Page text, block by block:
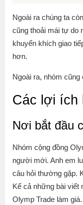
Ngoài ra chúng ta
cũng thoải mái tự do
khuyến khích giao
hơn.
Ngoài ra, nhóm cũng
Các lợi ích
Nơi bắt đầu
Nhóm cộng đồng
người mới. Anh em
câu hỏi thường gặp.
Kể cả những bài viết
Olymp Trade làm